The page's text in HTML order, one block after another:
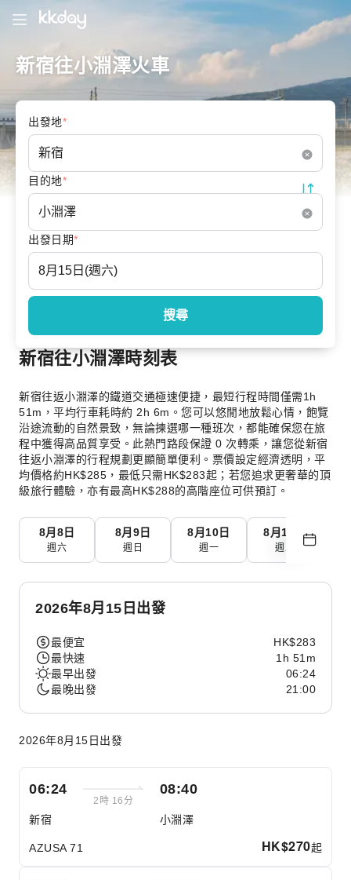
新宿往小淵澤火車
出發地*
目的地*
出發日期*
搜尋
新宿往小淵澤時刻表
新宿往返小淵澤的鐵道交通極速便捷，最短行程時間僅需1h
51m，平均行車耗時約 2h 6m。您可以悠閒地放鬆心情，飽覽
沿途流動的自然景致，無論揀選哪一種班次，都能確保您在旅
程中獲得高品質享受。此熱門路段保證 0 次轉乘，讓您從新宿
往返小淵澤的行程規劃更顯簡單便利。票價設定經濟透明，平
均價格約HK$285，最低只需HK$283起；若您追求更奢華的頂
級旅行體驗，亦有最高HK$288的高階座位可供預訂。
8月8日
週六
8月9日
週日
8月10日
週一
8月11日
週二
2026年8月15日出發
最便宜
HK$283
最快速
1h 51m
最早出發
06:24
最晚出發
21:00
2026年8月15日出發
06:24
2時 16分
新宿
08:40
小淵澤
AZUSA 71 HK$270起